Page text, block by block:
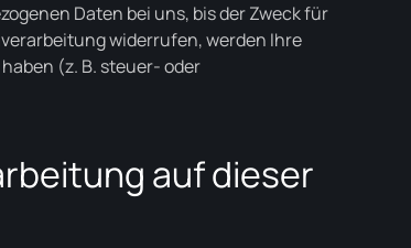
Daten bei uns, bis der Zweck für
widerrufen, werden Ihre
(z. B. steuer- oder
auf dieser